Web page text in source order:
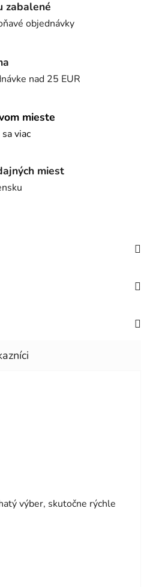
zabalené
objednávky
nad 25 EUR
mieste
viac
miest
5 hviezdičiek.
5 hviezdičiek.
5 hviezdičiek.
výber, skutočne rýchle
5 hviezdičiek.